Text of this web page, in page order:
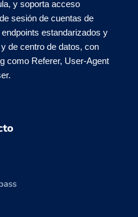
y soporta acceso
sesión de cuentas de
estandarizados y
de centro de datos, con
como Referer, User-Agent